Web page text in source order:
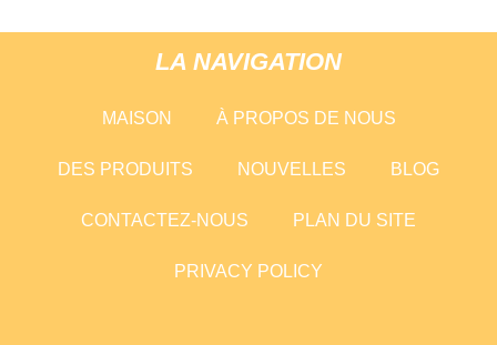
LA NAVIGATION
MAISON À PROPOS DE NOUS
DES PRODUITS NOUVELLES BLOG
CONTACTEZ-NOUS PLAN DU SITE
PRIVACY POLICY